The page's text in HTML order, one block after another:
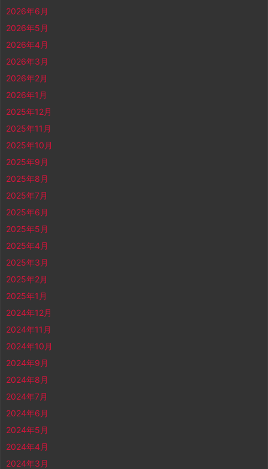
2026年6月
2026年5月
2026年4月
2026年3月
2026年2月
2026年1月
2025年12月
2025年11月
2025年10月
2025年9月
2025年8月
2025年7月
2025年6月
2025年5月
2025年4月
2025年3月
2025年2月
2025年1月
2024年12月
2024年11月
2024年10月
2024年9月
2024年8月
2024年7月
2024年6月
2024年5月
2024年4月
2024年3月